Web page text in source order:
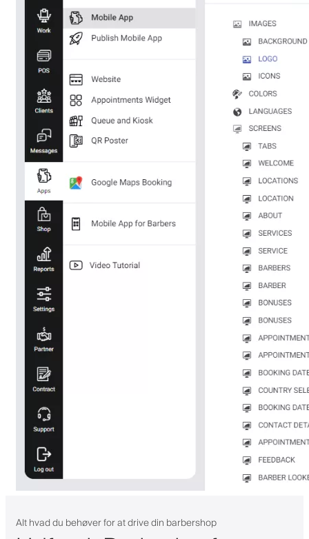
Alt hvad du behøver for at drive din barbershop